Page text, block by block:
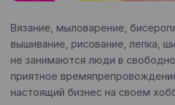
Вязание, мыловарение,
вышивание, рисование, лепка,
не занимаются люди в
приятное
настоящий бизнес на своем